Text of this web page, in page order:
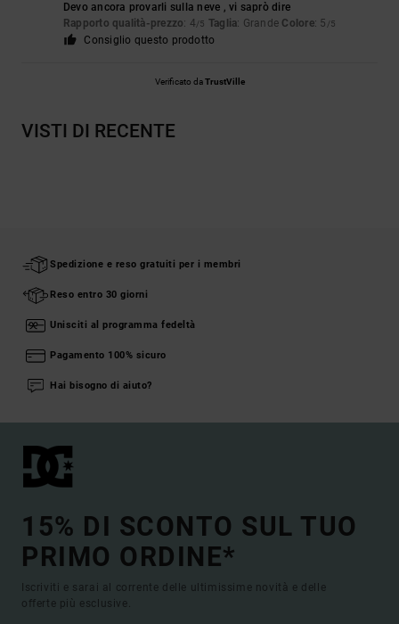
Devo ancora provarli sulla neve , vi saprò dire
Rapporto qualità-prezzo: 4/5 Taglia: Grande Colore: 5 /5
Consiglio questo prodotto
Verificato daTrustVille
VISTI DI RECENTE
Spedizione e reso gratuiti per i membri
Reso entro 30 giorni
Unisciti al programma fedeltà
Pagamento 100% sicuro
Hai bisogno di aiuto?
15% DI SCONTO SUL TUO
PRIMO ORDINE*
Iscriviti e sarai al corrente delle ultimissime novità e delle
offerte più esclusive.